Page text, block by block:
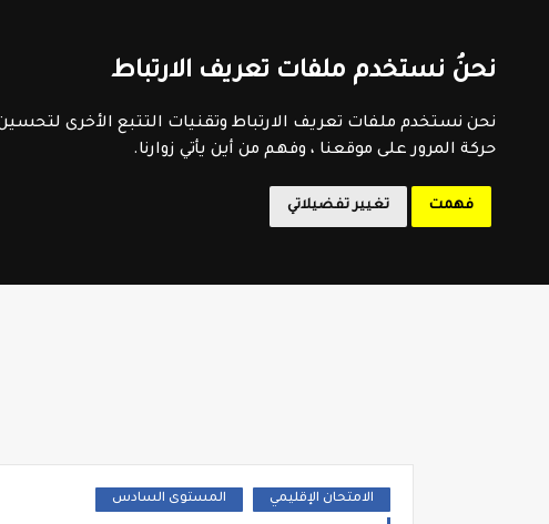
نحنُ نستخدم ملفات تعريف الارتباط
نحن نستخدم ملفات تعريف الارتباط وتقنيات التتبع الأخرى
حركة المرور على موقعنا ، وفهم من أين يأتي زوارنا.
فهمت تغيير تفضيلاتي
الامتحان الإقليمي المستوى السادس